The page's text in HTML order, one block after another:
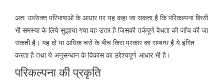
अत: उपरेाक्त परिभाषाओं के आधार पर यह कहा जा सकता है कि परिकल्पना किसी
भी समस्या के लिये सुझाया गया वह उत्तर है जिसकी तर्कपूर्ण वैधता की जॉच की जा
सकती है। यह दो या अधिक चरों के बीच किस प्रकार का सम्बन्ध है ये इंगित
करता है तथा ये अनुसन्धान के विकास का उद्देश्यपूर्ण आधार भी है।
परिकल्पना की प्रकृति